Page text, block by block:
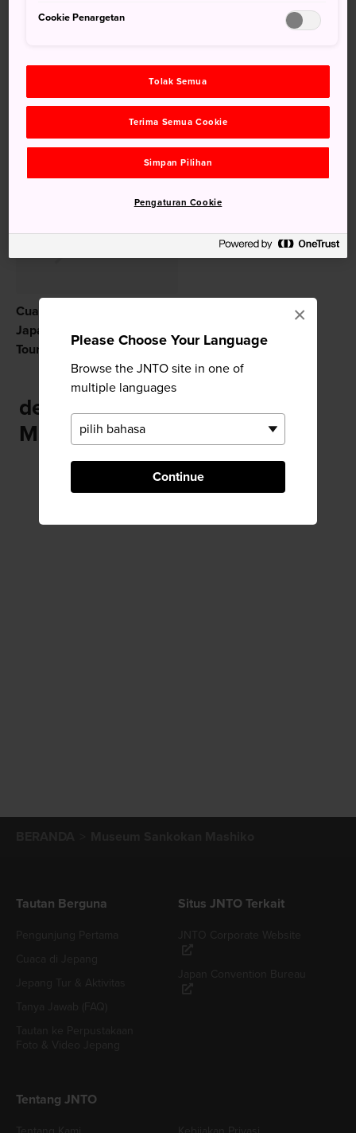
Please Choose Your Language
Browse the JNTO site in one of
multiple languages
Continue
×
Kata kunci
Museum Seni
Cuaca Jepang | Travel
Japan, Japan National
Tourism Organization
dekat Museum Sankokan
Mashiko
Tautan Berguna Situs JNTO Terkait
Tentang JNTO
Cookie Penargetan
Tolak Semua
Terima Semua Cookie
Simpan Pilihan
Pengaturan Cookie